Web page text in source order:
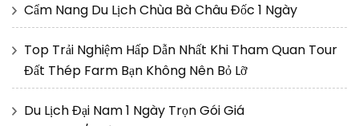
Cẩm Nang Du Lịch Chùa Bà Châu Đốc 1 Ngày
Top Trải Nghiệm Hấp Dẫn Nhất Khi Tham Quan Tour
Đất Thép Farm Bạn Không Nên Bỏ Lỡ
Du Lịch Đại Nam 1 Ngày Trọn Gói Giá